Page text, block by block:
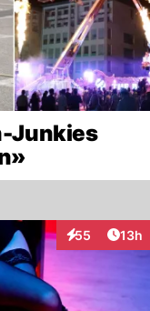
Junkies
55
Interaktionen
13h